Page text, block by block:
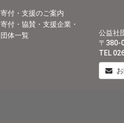
寄付・支援のご案内
寄付・協賛・支援企業・
団体一覧
公益社
〒380-
TEL